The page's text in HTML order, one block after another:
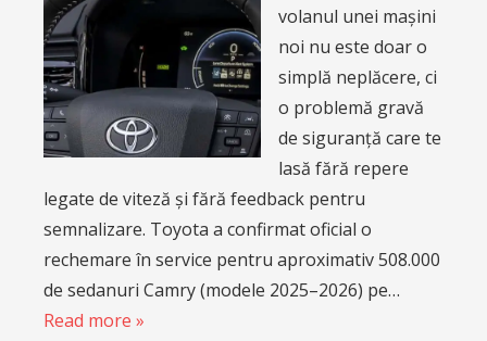
volanul unei mașini
noi nu este doar o
simplă neplăcere, ci
o problemă gravă
de siguranță care te
lasă fără repere
legate de viteză și fără feedback pentru
semnalizare. Toyota a confirmat oficial o
rechemare în service pentru aproximativ 508.000
de sedanuri Camry (modele 2025–2026) pe…
Read more »